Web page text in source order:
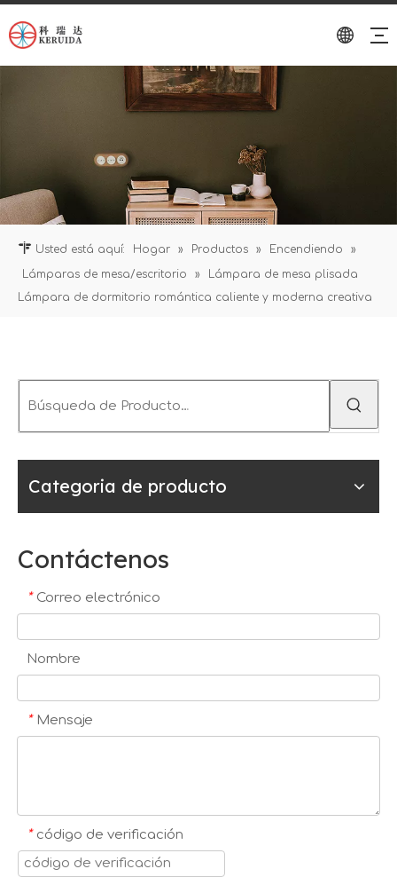
Usted está aquí: Hogar » Productos » Encendiendo
»
Lámparas de mesa/escritorio
»
Lámpara de mesa plisada
Lámpara de dormitorio romántica caliente y moderna creativa
Categoria de producto
Contáctenos
* Correo electrónico
Nombre
* Mensaje
* código de verificación